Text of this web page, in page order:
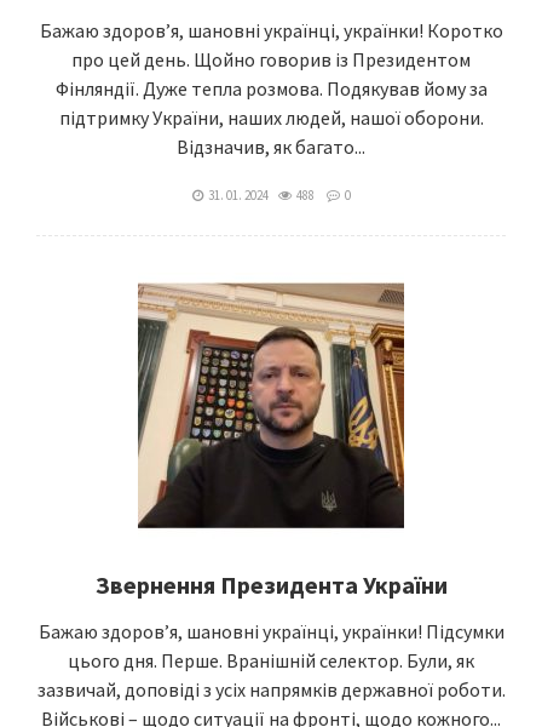
Бажаю здоров’я, шановні українці, українки! Коротко
про цей день. Щойно говорив із Президентом
Фінляндії. Дуже тепла розмова. Подякував йому за
підтримку України, наших людей, нашої оборони.
Відзначив, як багато...
31. 01. 2024 488 0
Звернення Президента України
Бажаю здоров’я, шановні українці, українки! Підсумки
цього дня. Перше. Вранішній селектор. Були, як
зазвичай, доповіді з усіх напрямків державної роботи.
Військові – щодо ситуації на фронті, щодо кожного...